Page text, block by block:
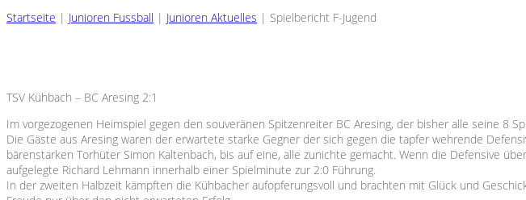
Startseite | Junioren Fussball | Junioren Aktuelles | Spielbericht F-Jugend
TSV Kühbach – BC Aresing 2:1
Im vorgezogenen Heimspiel gegen den souveränen Spitzenreiter BC Aresing, der bisher alle seine 8
Die Gäste aus Aresing waren der erwartete starke Gegner der sich gegen die tapfer wehrende
bärenstarken Torhüter Simon Kaltenbach, bis auf eine, alle zunichte gemacht. Wenn die Defensive
aufgelegte Richard Lehmann innerhalb einer Spielminute zur 2:0 Führung.
In der zweiten Halbzeit kämpften die Kühbacher aufopferungsvoll und brachten mit Glück und